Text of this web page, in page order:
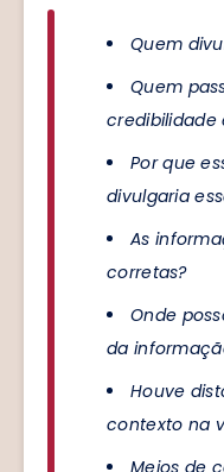
Quem
Quem
credibilidade
Por que
divulgaria
As
corretas?
Onde
da
Houve
contexto na
Meios de